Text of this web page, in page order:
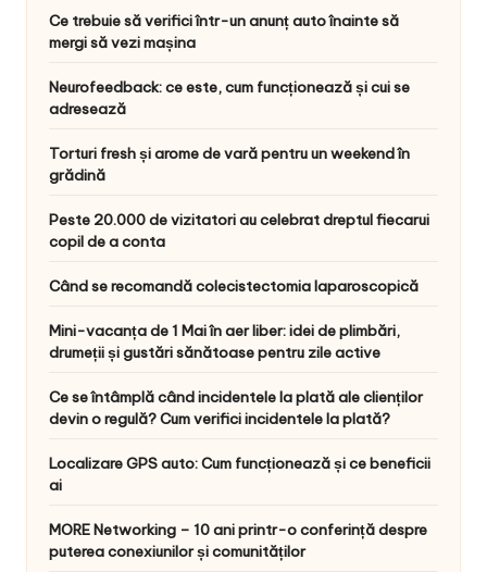
Ce trebuie să verifici într-un anunț auto înainte să
mergi să vezi mașina
Neurofeedback: ce este, cum funcționează și cui se
adresează
Torturi fresh și arome de vară pentru un weekend în
grădină
Peste 20.000 de vizitatori au celebrat dreptul fiecarui
copil de a conta
Când se recomandă colecistectomia laparoscopică
Mini-vacanța de 1 Mai în aer liber: idei de plimbări,
drumeții și gustări sănătoase pentru zile active
Ce se întâmplă când incidentele la plată ale clienților
devin o regulă? Cum verifici incidentele la plată?
Localizare GPS auto: Cum funcționează și ce beneficii
ai
MORE Networking – 10 ani printr-o conferință despre
puterea conexiunilor și comunităților